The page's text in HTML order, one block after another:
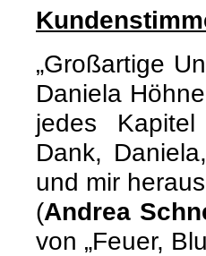
„Großartige
Daniela
jedes
Dank,
und mir
(Andrea
von „Feuer,